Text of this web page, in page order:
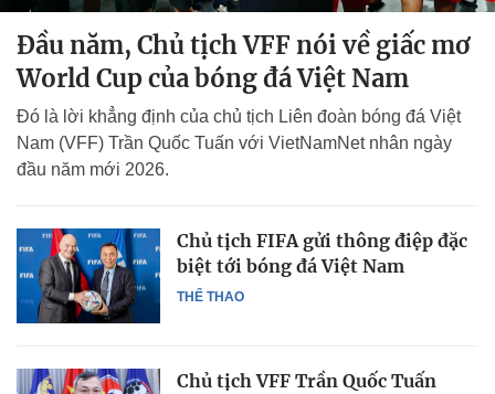
Đầu năm, Chủ tịch VFF nói về giấc mơ
World Cup của bóng đá Việt Nam
Đó là lời khẳng định của chủ tịch Liên đoàn bóng đá Việt
Nam (VFF) Trần Quốc Tuấn với VietNamNet nhân ngày
đầu năm mới 2026.
THỂ THAO
Chủ tịch FIFA gửi thông điệp đặc
biệt tới bóng đá Việt Nam
Chủ tịch VFF Trần Quốc Tuấn